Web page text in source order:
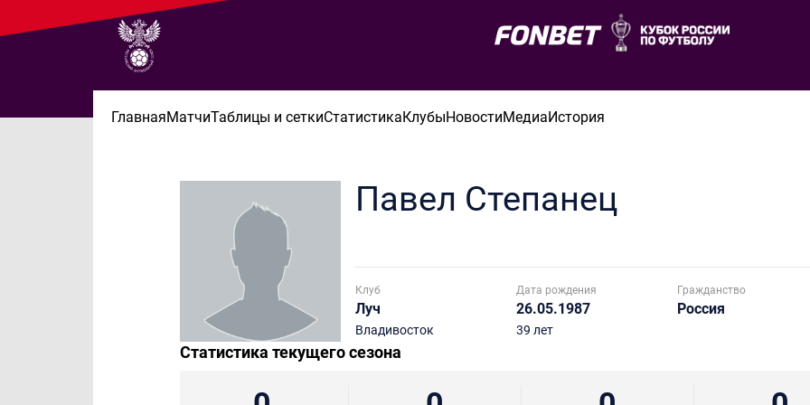
ГлавнаяМатчиТаблицы и сеткиСтатистикаКлубыНовостиМедиаИстория
Павел Степанец
Клуб
Луч
Владивосток
Дата рождения
26.05.1987
39 лет
Гражданство
Россия
Статистика текущего сезона